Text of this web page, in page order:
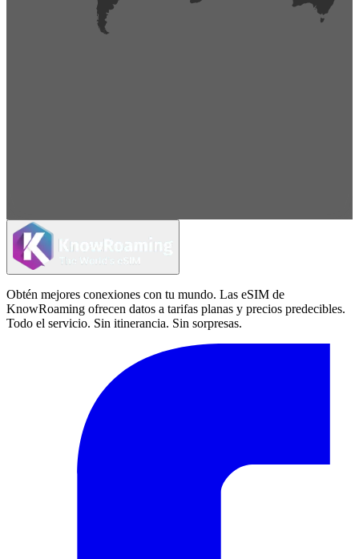
Obtén mejores conexiones con tu mundo. Las eSIM de
KnowRoaming ofrecen datos a tarifas planas y precios predecibles.
Todo el servicio. Sin itinerancia. Sin sorpresas.